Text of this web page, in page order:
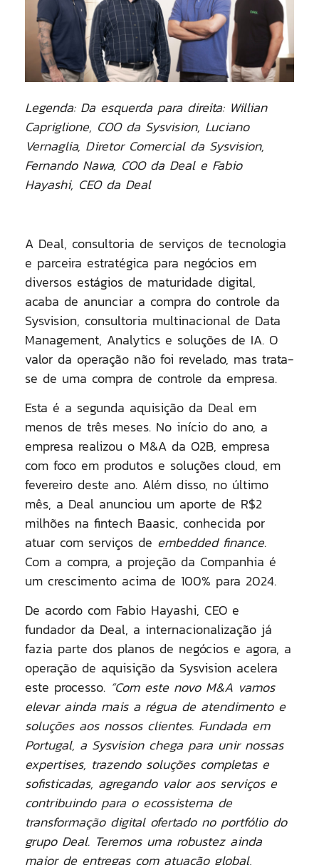
Legenda: Da esquerda para direita: Willian
Capriglione, COO da Sysvision, Luciano
Vernaglia, Diretor Comercial da Sysvision,
Fernando Nawa, COO da Deal e Fabio
Hayashi, CEO da Deal
A Deal, consultoria de serviços de tecnologia
e parceira estratégica para negócios em
diversos estágios de maturidade digital,
acaba de anunciar a compra do controle da
Sysvision, consultoria multinacional de Data
Management, Analytics e soluções de IA. O
valor da operação não foi revelado, mas trata-
se de uma compra de controle da empresa.
Esta é a segunda aquisição da Deal em
menos de três meses. No início do ano, a
empresa realizou o M&A da O2B, empresa
com foco em produtos e soluções cloud, em
fevereiro deste ano. Além disso, no último
mês, a Deal anunciou um aporte de R$2
milhões na fintech Baasic, conhecida por
atuar com serviços de embedded finance.
Com a compra, a projeção da Companhia é
um crescimento acima de 100% para 2024.
De acordo com Fabio Hayashi, CEO e
fundador da Deal, a internacionalização já
fazia parte dos planos de negócios e agora, a
operação de aquisição da Sysvision acelera
este processo. “Com este novo M&A vamos
elevar ainda mais a régua de atendimento e
soluções aos nossos clientes. Fundada em
Portugal, a Sysvision chega para unir nossas
expertises, trazendo soluções completas e
sofisticadas, agregando valor aos serviços e
contribuindo para o ecossistema de
transformação digital ofertado no portfólio do
grupo Deal. Teremos uma robustez ainda
maior de entregas com atuação global,